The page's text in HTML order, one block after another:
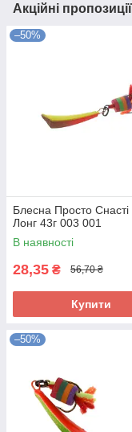
Акційні
–50%
Блесна Просто Снасті
Лонг 43г 003 001
В наявності
28,35 ₴ 56,70 ₴
Купити
–50%